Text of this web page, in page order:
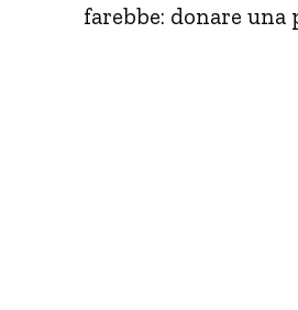
farebbe: donare